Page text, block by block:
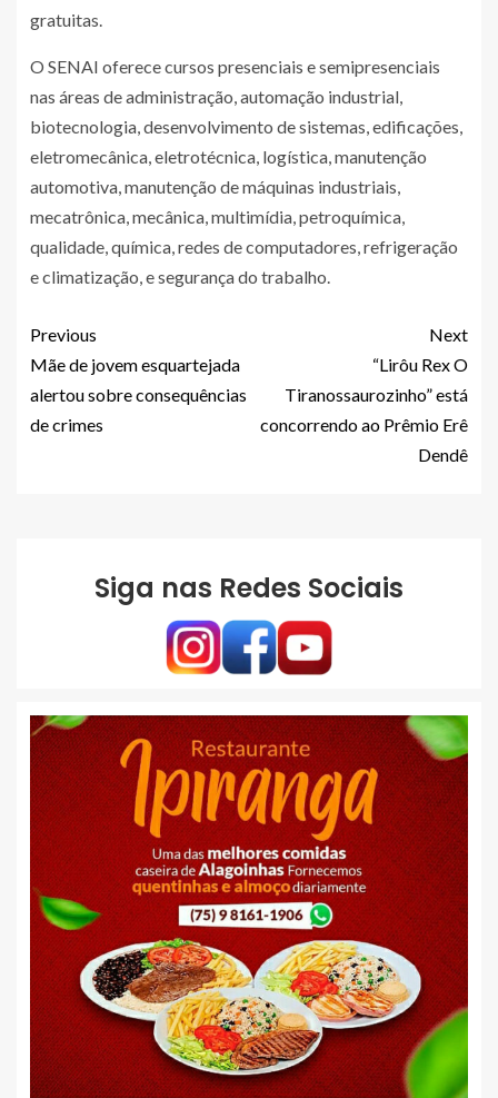
gratuitas.
O SENAI oferece cursos presenciais e semipresenciais
nas áreas de administração, automação industrial,
biotecnologia, desenvolvimento de sistemas, edificações,
eletromecânica, eletrotécnica, logística, manutenção
automotiva, manutenção de máquinas industriais,
mecatrônica, mecânica, multimídia, petroquímica,
qualidade, química, redes de computadores, refrigeração
e climatização, e segurança do trabalho.
Previous
Mãe de jovem esquartejada
alertou sobre consequências
de crimes
Next
“Lirôu Rex O
Tiranossaurozinho” está
concorrendo ao Prêmio Erê
Dendê
Siga nas Redes Sociais